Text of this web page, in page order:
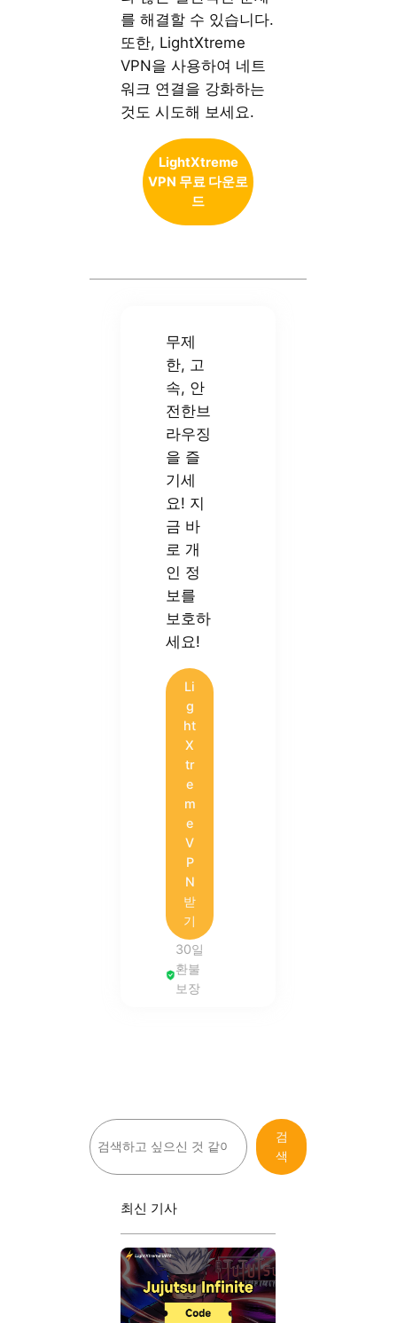
를 해결할 수 있습니다.
또한, LightXtreme
VPN을 사용하여 네트
워크 연결을 강화하는
것도 시도해 보세요.
LightXtreme
VPN 무료 다운로
드
무제
한, 고
속, 안
전한브
라우징
을 즐
기세
요! 지
금 바
로 개
인 정
보를
보호하
세요!
Li
g
ht
X
tr
e
m
e
V
P
N
받
기
30일
환불
보장
검
색
검
색
최신 기사